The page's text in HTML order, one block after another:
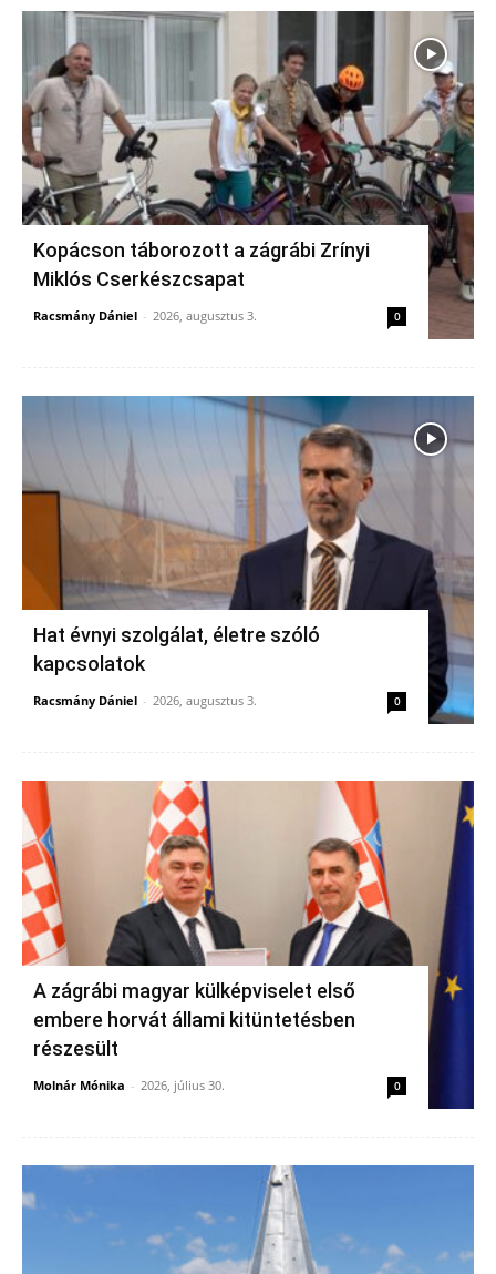
Kopácson táborozott a zágrábi Zrínyi
Miklós Cserkészcsapat
Racsmány Dániel - 2026, augusztus 3. 0
Hat évnyi szolgálat, életre szóló
kapcsolatok
Racsmány Dániel - 2026, augusztus 3. 0
A zágrábi magyar külképviselet első
embere horvát állami kitüntetésben
részesült
Molnár Mónika - 2026, július 30. 0